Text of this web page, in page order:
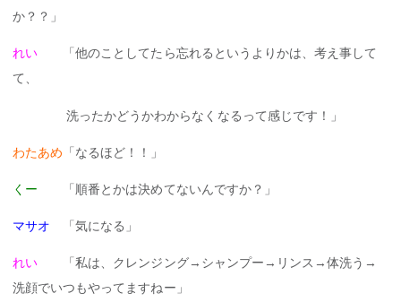
か？？」
れい
「他のことしてたら忘れるというよりかは、考え事して
て、
洗ったかどうかわからなくなるって感じです！」
わたあめ 「なるほど！！」
くー 「順番とかは決めてないんですか？」
マサオ 「気になる」
れい
「私は、クレンジング→シャンプー→リンス→体洗う→
洗顔でいつもやってますねー」